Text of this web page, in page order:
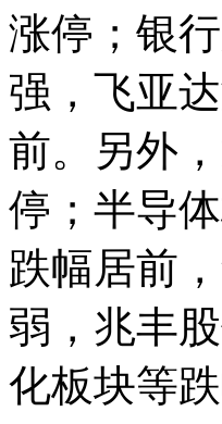
涨停；银
强，飞亚
前。另外
停；半导
跌幅居前
弱，兆丰
化板块等